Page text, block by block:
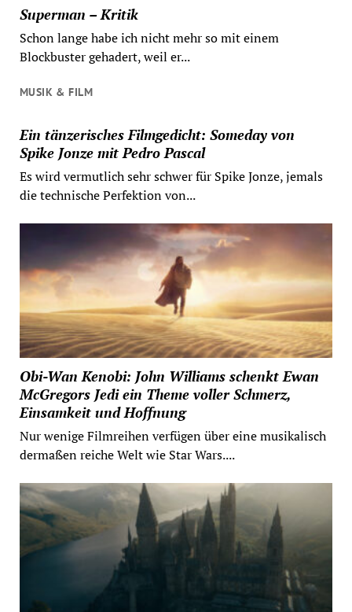
Superman – Kritik
Schon lange habe ich nicht mehr so mit einem
Blockbuster gehadert, weil er...
MUSIK & FILM
Ein tänzerisches Filmgedicht: Someday von
Spike Jonze mit Pedro Pascal
Es wird vermutlich sehr schwer für Spike Jonze, jemals
die technische Perfektion von...
Obi-Wan Kenobi: John Williams schenkt Ewan
McGregors Jedi ein Theme voller Schmerz,
Einsamkeit und Hoffnung
Nur wenige Filmreihen verfügen über eine musikalisch
dermaßen reiche Welt wie Star Wars....